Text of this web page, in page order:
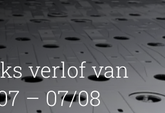
verlof van
– 07/08